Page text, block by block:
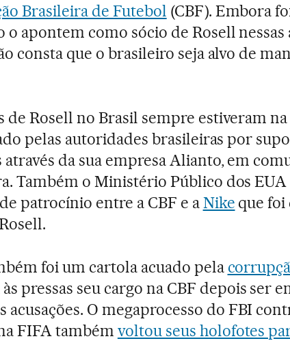
Brasileira de Futebol (CBF). Embora
o apontem como sócio de Rosell
consta que o brasileiro seja alvo de
de Rosell no Brasil sempre estiveram
pelas autoridades brasileiras por
através da sua empresa Alianto, em
Também o Ministério Público dos
patrocínio entre a CBF e aNike que
foi um cartola acuado pela
pressas seu cargo na CBF depois ser
acusações. O megaprocesso do FBI
FIFA também voltou seus holofotes